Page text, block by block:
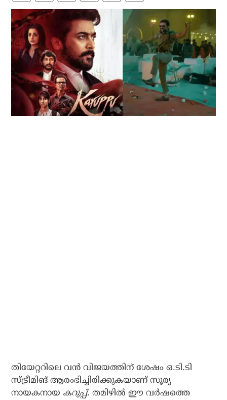
തിയേറ്ററിലെ വന്‍ വിജയത്തിന് ശേഷം ഒ.ടി.ടി
സ്ട്രീമിങ് ആരംഭിച്ചിരിക്കുകയാണ് സൂര്യ
നായകനായ കറുപ്പ്. തമിഴില്‍ ഈ വര്‍ഷത്തെ